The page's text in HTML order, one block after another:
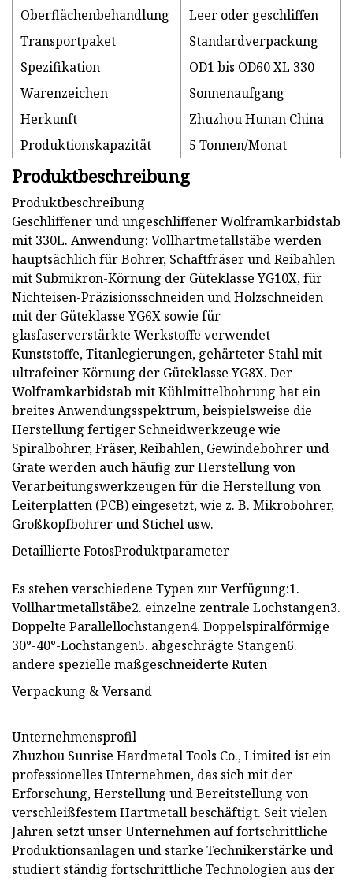
Oberflächenbehandlung
Leer oder geschliffen
Transportpaket
Standardverpackung
Spezifikation
OD1 bis OD60 XL 330
Warenzeichen
Sonnenaufgang
Herkunft
Zhuzhou Hunan China
Produktionskapazität
5 Tonnen/Monat
Produktbeschreibung
Produktbeschreibung
Geschliffener und ungeschliffener Wolframkarbidstab
mit 330L. Anwendung: Vollhartmetallstäbe werden
hauptsächlich für Bohrer, Schaftfräser und Reibahlen
mit Submikron-Körnung der Güteklasse YG10X, für
Nichteisen-Präzisionsschneiden und Holzschneiden
mit der Güteklasse YG6X sowie für
glasfaserverstärkte Werkstoffe verwendet
Kunststoffe, Titanlegierungen, gehärteter Stahl mit
ultrafeiner Körnung der Güteklasse YG8X. Der
Wolframkarbidstab mit Kühlmittelbohrung hat ein
breites Anwendungsspektrum, beispielsweise die
Herstellung fertiger Schneidwerkzeuge wie
Spiralbohrer, Fräser, Reibahlen, Gewindebohrer und
Grate werden auch häufig zur Herstellung von
Verarbeitungswerkzeugen für die Herstellung von
Leiterplatten (PCB) eingesetzt, wie z. B. Mikrobohrer,
Großkopfbohrer und Stichel usw.
Detaillierte FotosProduktparameter
Es stehen verschiedene Typen zur Verfügung:1.
Vollhartmetallstäbe2. einzelne zentrale Lochstangen3.
Doppelte Parallellochstangen4. Doppelspiralförmige
30°-40°-Lochstangen5. abgeschrägte Stangen6.
andere spezielle maßgeschneiderte Ruten
Verpackung & Versand
Unternehmensprofil
Zhuzhou Sunrise Hardmetal Tools Co., Limited ist ein
professionelles Unternehmen, das sich mit der
Erforschung, Herstellung und Bereitstellung von
verschleißfestem Hartmetall beschäftigt. Seit vielen
Jahren setzt unser Unternehmen auf fortschrittliche
Produktionsanlagen und starke Technikerstärke und
studiert ständig fortschrittliche Technologien aus der